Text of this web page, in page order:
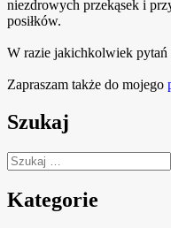
niezdrowych przekąsek i
posiłków.
W razie jakichkolwiek pytań
Zapraszam także do mojego
Szukaj
Szukaj:
Kategorie